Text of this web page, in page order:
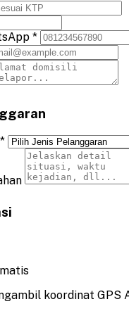
*
koordinat GPS